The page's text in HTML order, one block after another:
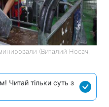
(Виталий Носач,
Читай тільки суть з